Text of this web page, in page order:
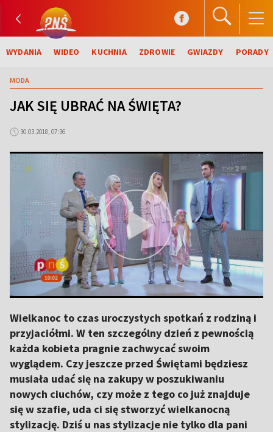
WYDANIA WIDEO KUCHNIA ZDROWIE GWIAZDY PORADY
MODA
JAK SIĘ UBRAĆ NA ŚWIĘTA?
30.03.2018, 07:36
Wielkanoc to czas uroczystych spotkań z rodziną i
przyjaciółmi. W ten szczególny dzień z pewnością
każda kobieta pragnie zachwycać swoim
wyglądem. Czy jeszcze przed Świętami będziesz
musiała udać się na zakupy w poszukiwaniu
nowych ciuchów, czy może z tego co już znajduje
się w szafie, uda ci się stworzyć wielkanocną
stylizację. Dziś u nas stylizacje nie tylko dla pani